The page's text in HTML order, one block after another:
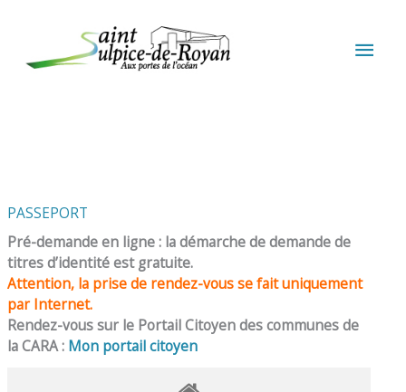
PASSEPORT
Pré-demande en ligne : la démarche de demande de
titres d’identité est gratuite.
Attention, la prise de rendez-vous se fait uniquement
par Internet.
Rendez-vous sur le Portail Citoyen des communes de
la CARA : Mon portail citoyen